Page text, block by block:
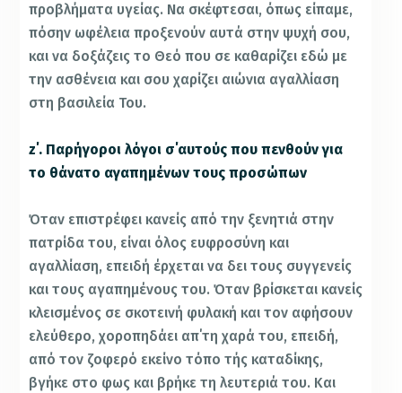
προβλήματα υγείας. Να σκέφτεσαι, όπως είπαμε,
πόσην ωφέλεια προξενούν αυτά στην ψυχή σου,
και να δοξάζεις το Θεό που σε καθαρίζει εδώ με
την ασθένεια και σου χαρίζει αιώνια αγαλλίαση
στη βασιλεία Του.
z΄. Παρήγοροι λόγοι σ΄αυτούς που πενθούν για
το θάνατο αγαπημένων τους προσώπων
Όταν επιστρέφει κανείς από την ξενητιά στην
πατρίδα του, είναι όλος ευφροσύνη και
αγαλλίαση, επειδή έρχεται να δει τους συγγενείς
και τους αγαπημένους του. Όταν βρίσκεται κανείς
κλεισμένος σε σκοτεινή φυλακή και τον αφήσουν
ελεύθερο, χοροπηδάει απ΄τη χαρά του, επειδή,
από τον ζοφερό εκείνο τόπο τής καταδίκης,
βγήκε στο φως και βρήκε τη λευτεριά του. Και